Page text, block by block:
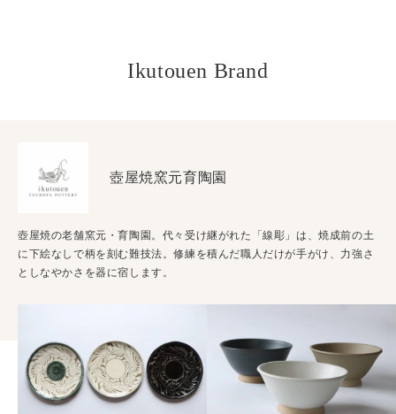
Ikutouen Brand
壺屋焼窯元育陶園
壺屋焼の老舗窯元・育陶園。代々受け継がれた「線彫」は、焼成前の土
に下絵なしで柄を刻む難技法。修練を積んだ職人だけが手がけ、力強さ
としなやかさを器に宿します。